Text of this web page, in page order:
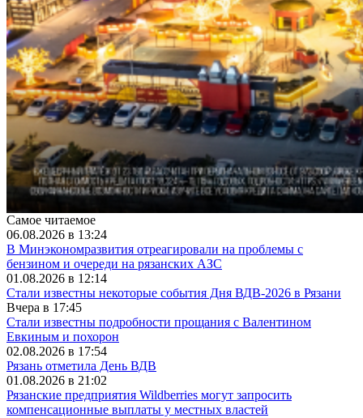
Самое читаемое
06.08.2026 в 13:24
В Минэкономразвития отреагировали на проблемы с
бензином и очереди на рязанских АЗС
01.08.2026 в 12:14
Стали известны некоторые события Дня ВДВ-2026 в Рязани
Вчера в 17:45
Стали известны подробности прощания с Валентином
Евкиным и похорон
02.08.2026 в 17:54
Рязань отметила День ВДВ
01.08.2026 в 21:02
Рязанские предприятия Wildberries могут запросить
компенсационные выплаты у местных властей